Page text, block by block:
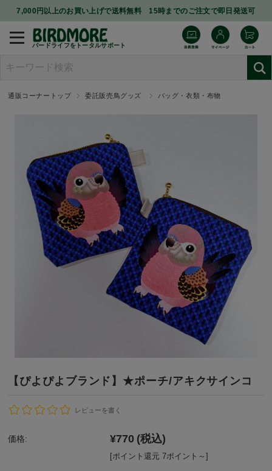
7,000円以上のお買い上げで送料無料 15時までのご注文で即日発送可
バードライフをトータルサポート
通販コーナートップ 委託販売鳥グッズ バッグ・衣類・布物
【ぴよぴよブランド】★ポーチ/アキクサインコ
レビューを書く
価格: ¥770 (税込)
[ポイント還元 7ポイント～]